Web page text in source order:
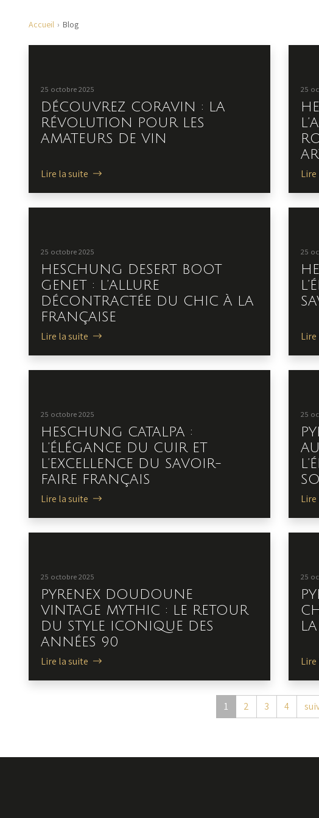
Accueil Blog
25 octobre 2025
DÉCOUVREZ CORAVIN : LA
RÉVOLUTION POUR LES
AMATEURS DE VIN
Lire la suite
25
Lire
25 octobre 2025
HESCHUNG DESERT BOOT
GENET : L’ALLURE
DÉCONTRACTÉE DU CHIC À LA
FRANÇAISE
Lire la suite
25
Lire
25 octobre 2025
HESCHUNG CATALPA :
L’ÉLÉGANCE DU CUIR ET
L’EXCELLENCE DU SAVOIR-
FAIRE FRANÇAIS
Lire la suite
25
Lire
25 octobre 2025
PYRENEX DOUDOUNE
VINTAGE MYTHIC : LE RETOUR
DU STYLE ICONIQUE DES
ANNÉES 90
Lire la suite
25
Lire
1 2 3 4